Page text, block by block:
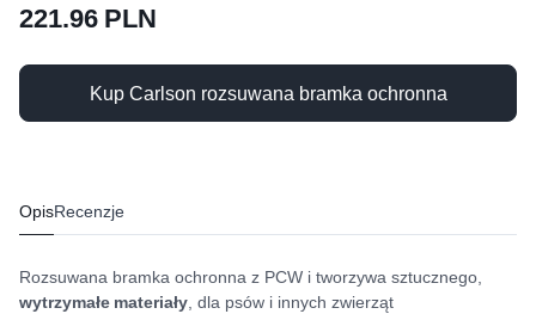
221.96 PLN
Kup Carlson rozsuwana bramka ochronna
OpisRecenzje
Rozsuwana bramka ochronna z PCW i tworzywa sztucznego,
wytrzymałe materiały , dla psów i innych zwierząt